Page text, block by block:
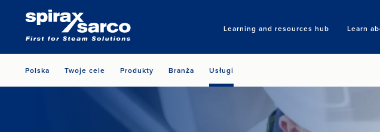
Learning and resources hub Learn
Polska Twoje cele Produkty Branża Usługi